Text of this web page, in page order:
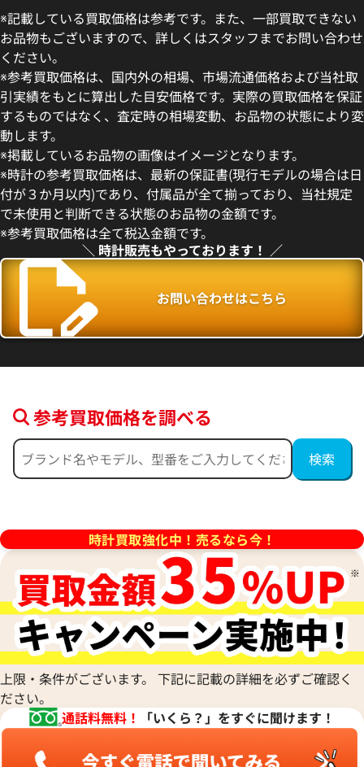
ネ 1815 アップ/ダウン
格
合わせください
電話で聞く
※記載している買取価格は参考です。また、一部買取できない
お品物もございますので、詳しくはスタッフまでお問い合わせ
ください。
※参考買取価格は、国内外の相場、市場流通価格および当社取
引実績をもとに算出した目安価格です。実際の買取価格を保証
するものではなく、査定時の相場変動、お品物の状態により変
動します。
※掲載しているお品物の画像はイメージとなります。
※時計の参考買取価格は、最新の保証書(現行モデルの場合は日
付が３か月以内)であり、付属品が全て揃っており、当社規定
で未使用と判断できる状態のお品物の金額です。
※参考買取価格は全て税込金額です。
＼ 時計販売もやっております！ ／
お問い合わせはこちら
参考買取価格を調べる
時計買取強化中！売るなら今！
上限・条件がございます。 下記に記載の詳細を必ずご確認く
ださい。
通話料無料！
「いくら？」をすぐに聞けます！